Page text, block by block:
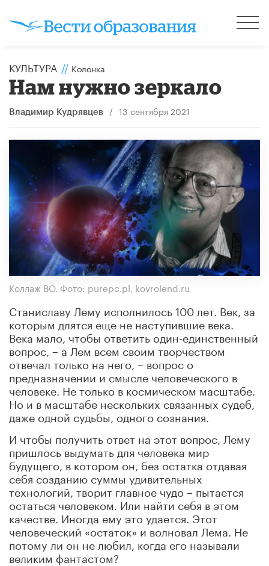
КУЛЬТУРА // Колонка
Нам нужно зеркало
Владимир Кудрявцев / 13 сентября 2021
Коллаж ВО. Фото: purepc.pl, kovrolend.ru
Станиславу Лему исполнилось 100 лет. Век, за
которым длятся еще не наступившие века.
Века мало, чтобы ответить один-единственный
вопрос, – а Лем всем своим творчеством
отвечал только на него, – вопрос о
предназначении и смысле человеческого в
человеке. Не только в космическом масштабе.
Но и в масштабе нескольких связанных судеб,
даже одной судьбы, одного сознания.
И чтобы получить ответ на этот вопрос, Лему
пришлось выдумать для человека мир
будущего, в котором он, без остатка отдавая
себя созданию суммы удивительных
технологий, творит главное чудо – пытается
остаться человеком. Или найти себя в этом
качестве. Иногда ему это удается. Этот
человеческий «остаток» и волновал Лема. Не
потому ли он не любил, когда его называли
великим фантастом?